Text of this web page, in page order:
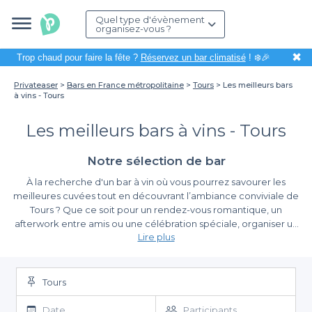
Quel type d'évènement
organisez-vous ?
Trop chaud pour faire la fête ? Réservez un bar climatisé! ❄️🎉 ✖
Privateaser Bars en France métropolitaine Tours
Les meilleurs bars
à vins - Tours
Les meilleurs bars à vins - Tours
Notre sélection de bar
À la recherche d'un bar à vin où vous pourrez savourer les
meilleures cuvées tout en découvrant l’ambiance conviviale de
Tours ? Que ce soit pour un rendez-vous romantique, un
afterwork entre amis ou une célébration spéciale, organiser un
évènement dans l'un de ces établissements est une excellente
Loire, dispose d'une sélection variée de bars à vins qui sauront
Simplifiez vos réservations avec Privateaser
Grâce à Privateaser, la réservation d’un bar à vin à Tours devient
Lire plus
Tours